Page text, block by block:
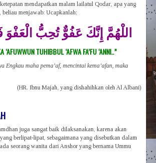
mendapatkan malam lailatul Qodar, apa yang
beliau menjawab: Ucapkanlah;
اللْهُمَّ إِنَّكَ عَفُوٌّ تُحِبُّ
‘AFUWWUN TUHIBBUL ‘AFWA FA’FU ‘ANNI..”
Engkau maha pema’af, mencintai kema’afan, maka
(HR. Ibnu Majah, yang dishahihkan oleh Al Albani)
juga sangat baik dilaksanakan, karena akan
berlipat-lipat, sebagaimana yang disebutkan dalam
seorang wanita dari Anshor yang bernama Ummu